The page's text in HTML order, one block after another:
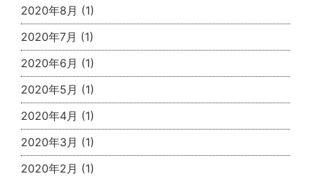
2020年8月 (1)
2020年7月 (1)
2020年6月 (1)
2020年5月 (1)
2020年4月 (1)
2020年3月 (1)
2020年2月 (1)